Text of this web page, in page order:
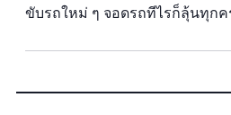
ขับรถใหม่ ๆ จอดรถทีไรก็ลุ้นทุกค